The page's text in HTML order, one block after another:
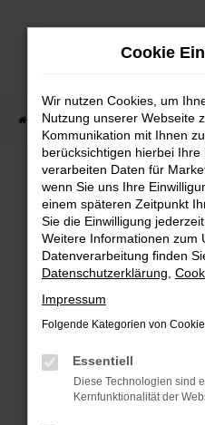
Zum
Startseite Fahrzeugangebote
FEHLER:
Beim Laden ist ein Fehler
Hier sind ein paar Tipps,
Überprüfe deine
Laden andere
Suchmaschine?
Prüfe deine
Manche
Cookie
Wir nutzen Cookies, um
Nutzung unserer Webseite
Kommunikation mit Ihnen
berücksichtigen hierbei Ihre
verarbeiten Daten für
wenn Sie uns Ihre
einem späteren Zeitpunkt
Sie die Einwilligung
Weitere Informationen zum
Datenverarbeitung finden
Datenschutzerklärung
Impressum
Folgende Kategorien von
Essentiell
Diese Technologien sind
Kernfunktionalität der